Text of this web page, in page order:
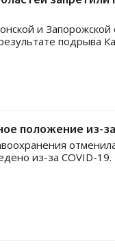
и Запорожской
подрыва
положение из-за
из-за COVID-19.